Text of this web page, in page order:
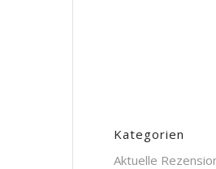
Kategorien
Aktuelle